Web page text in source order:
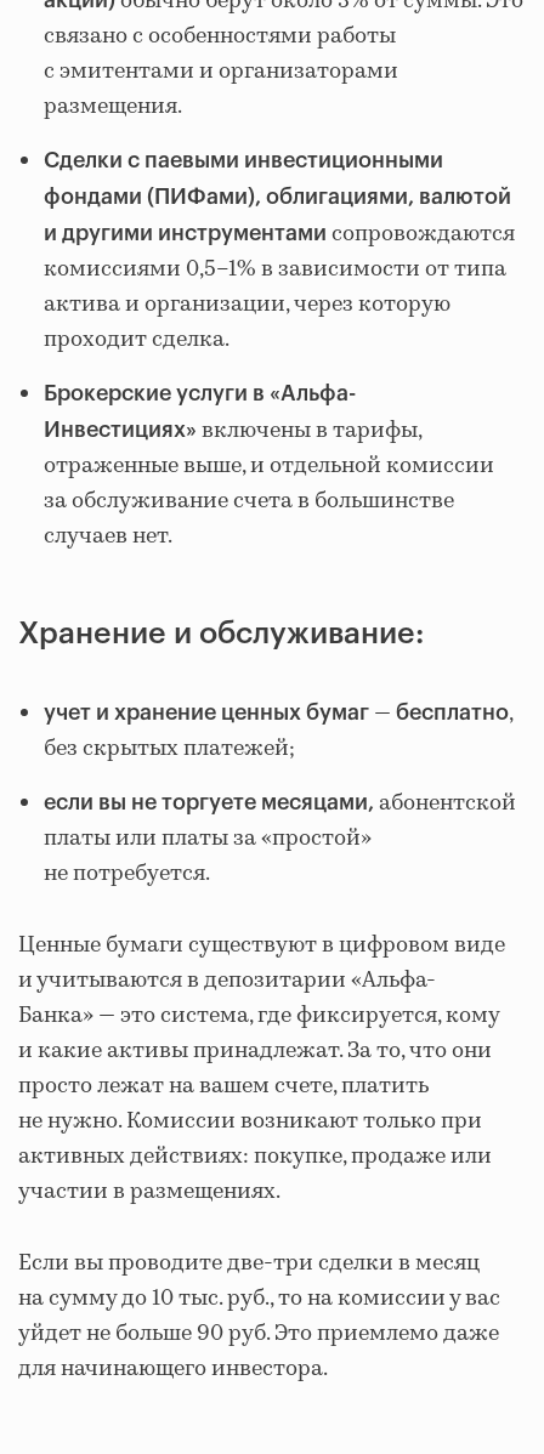
связано с особенностями работы
с эмитентами и организаторами
размещения.
Сделки с паевыми инвестиционными
фондами (ПИФами), облигациями, валютой
и другими инструментами сопровождаются
комиссиями 0,5–1% в зависимости от типа
актива и организации, через которую
проходит сделка.
Брокерские услуги в «Альфа-
Инвестициях» включены в тарифы,
отраженные выше, и отдельной комиссии
за обслуживание счета в большинстве
случаев нет.
Хранение и обслуживание:
учет и хранение ценных бумаг — бесплатно,
без скрытых платежей;
если вы не торгуете месяцами, абонентской
платы или платы за «простой»
не потребуется.
Ценные бумаги существуют в цифровом виде
и учитываются в депозитарии «Альфа-
Банка» — это система, где фиксируется, кому
и какие активы принадлежат. За то, что они
просто лежат на вашем счете, платить
не нужно. Комиссии возникают только при
активных действиях: покупке, продаже или
участии в размещениях.
Если вы проводите две-три сделки в месяц
на сумму до 10 тыс. руб., то на комиссии у вас
уйдет не больше 90 руб. Это приемлемо даже
для начинающего инвестора.